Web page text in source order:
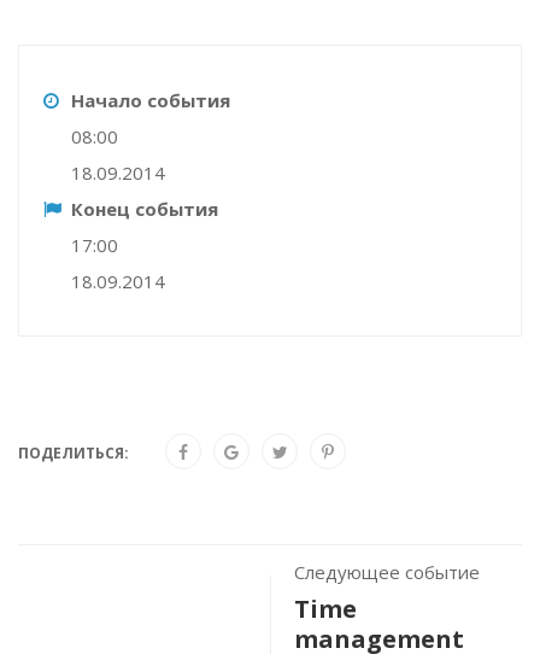
Начало события
08:00
18.09.2014
Конец события
17:00
18.09.2014
ПОДЕЛИТЬСЯ:
Следующее событие
Time
management